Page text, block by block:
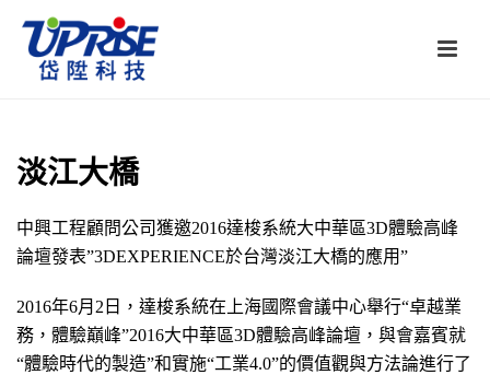
淡江大橋
中興工程顧問公司獲邀2016達梭系統大中華區3D體驗高峰
論壇發表”3DEXPERIENCE於台灣淡江大橋的應用”
2016年6月2日，達梭系統在上海國際會議中心舉行“卓越業
務，體驗巔峰”2016大中華區3D體驗高峰論壇，與會嘉賓就
“體驗時代的製造”和實施“工業4.0”的價值觀與方法論進行了